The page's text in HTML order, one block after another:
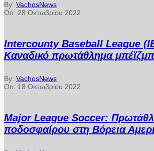
By: VachosNews
On: 28 Οκτωβρίου 2022
Intercounty Baseball League
Καναδικό πρωτάθλημα
By: VachosNews
On: 18 Οκτωβρίου 2022
Major League Soccer:
ποδοσφαίρου στη Βόρεια